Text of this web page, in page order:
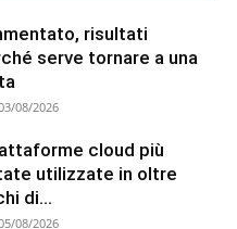
risultati
serve tornare a una
08/2026
cloud più
utilizzate in oltre
di...
08/2026